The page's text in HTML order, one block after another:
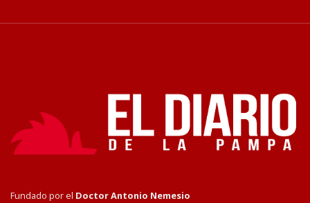
Fundado por el Doctor Antonio Nemesio